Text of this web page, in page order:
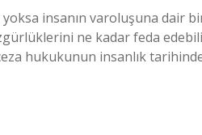
yoksa insanın varoluşuna
ne kadar feda
hukukunun insanlık